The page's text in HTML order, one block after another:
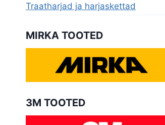
Traatharjad ja harjaskettad
MIRKA TOOTED
3M TOOTED